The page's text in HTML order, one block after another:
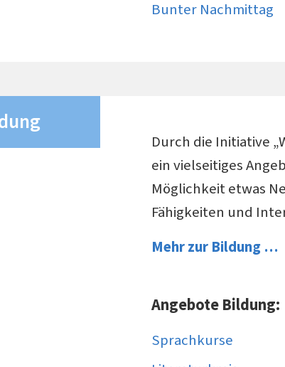
Bunter Nachmittag
Durch die Initiative
ein vielseitiges
Möglichkeit etwas
Fähigkeiten und
Mehr zur Bildung …
Angebote Bildung:
Sprachkurse